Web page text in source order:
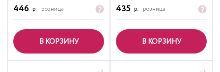
446 р. розница
В КОРЗИНУ
435 р. розница
В КОРЗИНУ